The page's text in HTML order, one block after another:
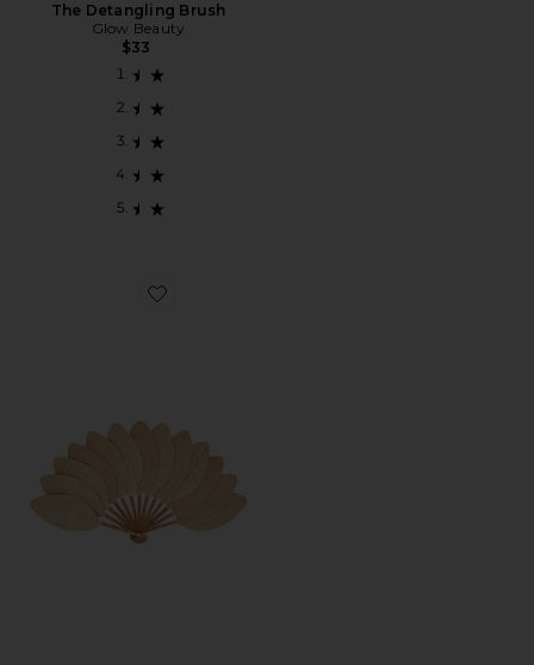
The Detangling Brush
Glow Beauty
$33
Favorite LARGE PALMETTE RAFFIA ? THE CLASSIC